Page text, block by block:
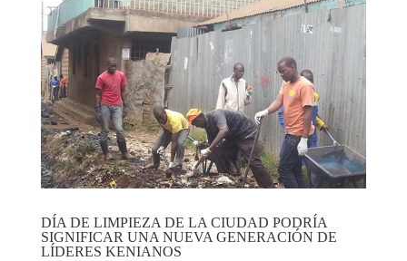
DÍA DE LIMPIEZA DE LA CIUDAD PODRÍA
SIGNIFICAR UNA NUEVA GENERACIÓN DE
LÍDERES KENIANOS